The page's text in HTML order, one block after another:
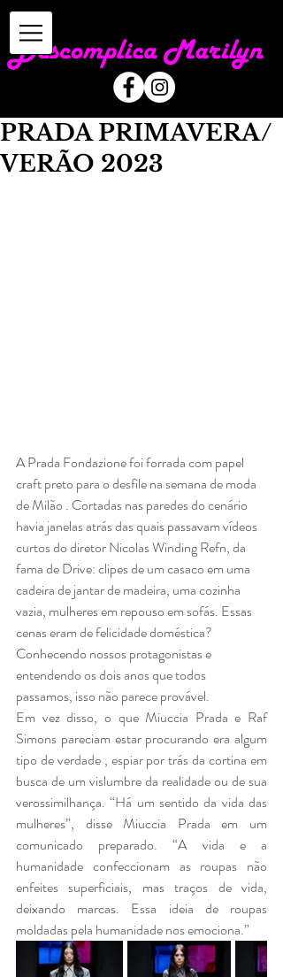
PRADA PRIMAVERA/
VERÃO 2023
A Prada Fondazione foi forrada com papel
craft preto para o desfile na semana de moda
de Milão . Cortadas nas paredes do cenário
havia janelas atrás das quais passavam vídeos
curtos do diretor Nicolas Winding Refn, da
fama de Drive: clipes de um casaco em uma
cadeira de jantar de madeira, uma cozinha
vazia, mulheres em repouso em sofás. Essas
cenas eram de felicidade doméstica?
Conhecendo nossos protagonistas e
entendendo os dois anos que todos
passamos, isso não parece provável.
Em vez disso, o que Miuccia Prada e Raf
Simons pareciam estar procurando era algum
tipo de verdade , espiar por trás da cortina em
busca de um vislumbre da realidade ou de sua
verossimilhança. “Há um sentido da vida das
mulheres”, disse Miuccia Prada em um
comunicado preparado. “A vida e a
humanidade confeccionam as roupas não
enfeites superficiais, mas traços de vida,
deixando marcas. Essa ideia de roupas
moldadas pela humanidade nos emociona.”